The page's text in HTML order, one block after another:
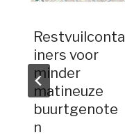
Restvuilconta
iners voor
minder
matineuze
buurtgenote
n